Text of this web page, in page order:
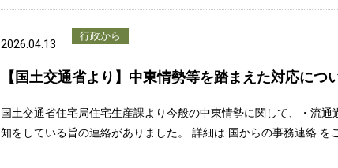
2026.04.13
行政から
【国土交通省より】中東情勢等を踏まえた対応につ
国土交通省住宅局住宅生産課より今般の中東情勢に関して、・流
知をしている旨の連絡がありました。 詳細は 国からの事務連絡 を